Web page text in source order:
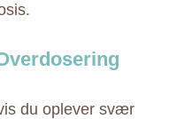
du oplever svær